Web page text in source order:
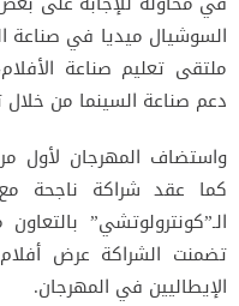
السوشيال ميديا في صناعة
ملتقى تعليم صناعة
دعم صناعة السينما من
واستضاف المهرجان لأول
كما عقد شراكة ناجحة مع
الـ”كونترولوتشي”
الإيطاليين في المهرجان.